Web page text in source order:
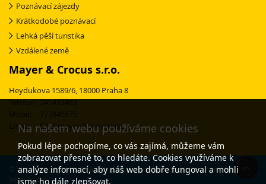
Poznávací zájezdy
Krátkodobé poznávací
Lehká pěší turistika
Vzdálené země
Mayer & Crocus s.r.o.
Heydukova 1589/6, 18000 Praha 8
Telefon: 241432483
Email:
ckmayer@ckmayer.cz
© 2003-2025 CK MAYER & CROCUS - specialista na poznávací zájezdy s 30-
letou tradicí
Na našem webu používáme cookies
Pokud lépe pochopíme, co vás zajímá, můžeme vám
zobrazovat přesně to, co hledáte. Cookies využíváme k
analýze informací, aby náš web dobře fungoval a mohli
jsme ho dále zlepšovat.